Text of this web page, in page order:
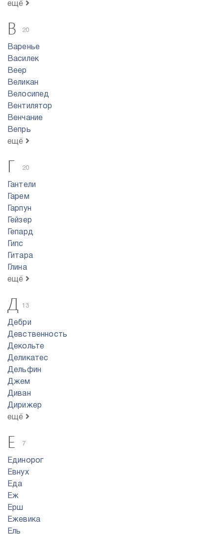
ещё
В 20
Варенье
Василек
Веер
Великан
Велосипед
Вентилятор
Венчание
Вепрь
ещё
Г 20
Гантели
Гарем
Гарпун
Гейзер
Гепард
Гипс
Гитара
Глина
ещё
Д 13
Дебри
Девственность
Декольте
Деликатес
Дельфин
Джем
Диван
Дирижер
ещё
Е 7
Единорог
Евнух
Еда
Еж
Ерш
Ежевика
Ель